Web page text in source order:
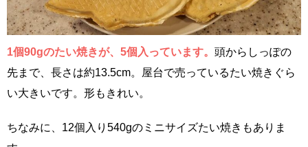
1個90gのたい焼きが、5個入っています。 頭からしっぽの
先まで、長さは約13.5cm。屋台で売っているたい焼きぐら
い大きいです。形もきれい。
ちなみに、12個入り540gのミニサイズたい焼きもありま